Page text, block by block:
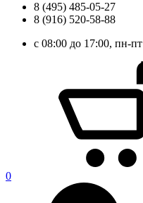
8 (495) 485-05-27
8 (916) 520-58-88
с 08:00 до 17:00, пн-пт
0